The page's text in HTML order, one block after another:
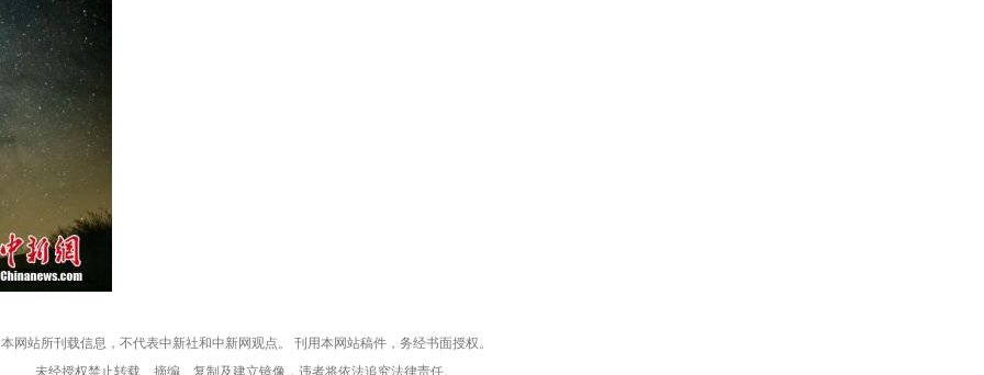
本网站所刊载信息，不代表中新社和中新网观点。 刊用本网站稿件，务经书面授权。
未经授权禁止转载、摘编、复制及建立镜像，违者将依法追究法律责任。